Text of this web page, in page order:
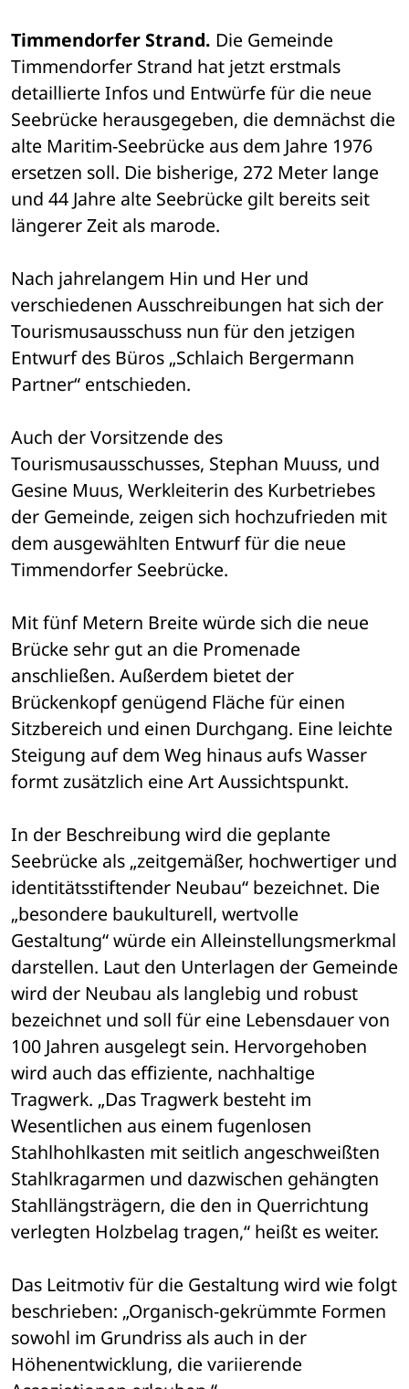
Timmendorfer Strand. Die Gemeinde
Timmendorfer Strand hat jetzt erstmals
detaillierte Infos und Entwürfe für die neue
Seebrücke herausgegeben, die demnächst die
alte Maritim-Seebrücke aus dem Jahre 1976
ersetzen soll. Die bisherige, 272 Meter lange
und 44 Jahre alte Seebrücke gilt bereits seit
längerer Zeit als marode.
Nach jahrelangem Hin und Her und
verschiedenen Ausschreibungen hat sich der
Tourismusausschuss nun für den jetzigen
Entwurf des Büros „Schlaich Bergermann
Partner“ entschieden.
Auch der Vorsitzende des
Tourismusausschusses, Stephan Muuss, und
Gesine Muus, Werkleiterin des Kurbetriebes
der Gemeinde, zeigen sich hochzufrieden mit
dem ausgewählten Entwurf für die neue
Timmendorfer Seebrücke.
Mit fünf Metern Breite würde sich die neue
Brücke sehr gut an die Promenade
anschließen. Außerdem bietet der
Brückenkopf genügend Fläche für einen
Sitzbereich und einen Durchgang. Eine leichte
Steigung auf dem Weg hinaus aufs Wasser
formt zusätzlich eine Art Aussichtspunkt.
In der Beschreibung wird die geplante
Seebrücke als „zeitgemäßer, hochwertiger und
identitätsstiftender Neubau“ bezeichnet. Die
„besondere baukulturell, wertvolle
Gestaltung“ würde ein Alleinstellungsmerkmal
darstellen. Laut den Unterlagen der Gemeinde
wird der Neubau als langlebig und robust
bezeichnet und soll für eine Lebensdauer von
100 Jahren ausgelegt sein. Hervorgehoben
wird auch das effiziente, nachhaltige
Tragwerk. „Das Tragwerk besteht im
Wesentlichen aus einem fugenlosen
Stahlhohlkasten mit seitlich angeschweißten
Stahlkragarmen und dazwischen gehängten
Stahllängsträgern, die den in Querrichtung
verlegten Holzbelag tragen,“ heißt es weiter.
Das Leitmotiv für die Gestaltung wird wie folgt
beschrieben: „Organisch-gekrümmte Formen
sowohl im Grundriss als auch in der
Höhenentwicklung, die variierende